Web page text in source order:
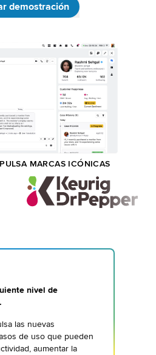
demostración
MARCAS ICÓNICAS
nivel de
las nuevas
de uso que pueden
aumentar la